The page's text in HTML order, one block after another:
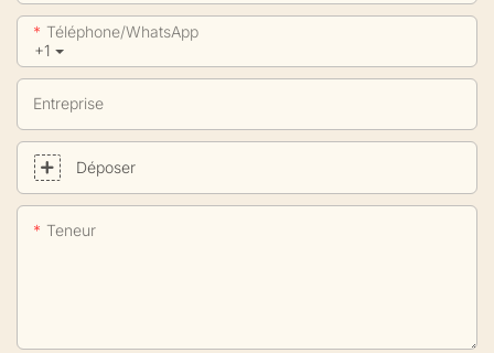
+1
Téléphone/WhatsApp
Entreprise
Déposer
Teneur